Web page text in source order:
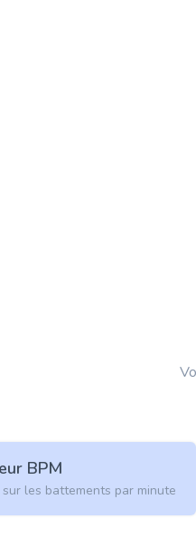
BPM
les battements par minute